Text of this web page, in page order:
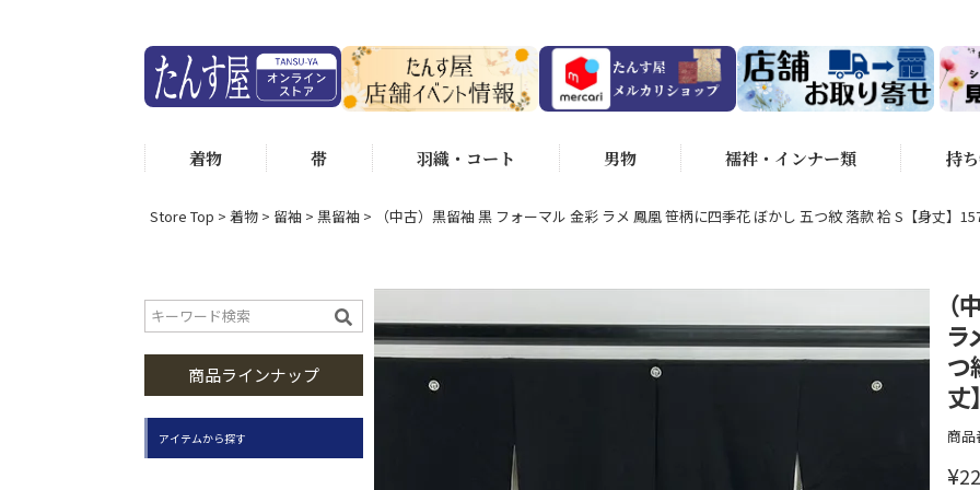
着物 帯 羽織・コート 男物 襦袢・インナー類 持
Store Top 着物 留袖 黒留袖 （中古）黒留袖 黒 フォーマル 金彩 ラメ 鳳凰 笹柄に四季花 ぼかし 五つ紋 落款 袷 S【身丈】
商品ラインナップ
アイテムから探す
（
ラ
つ
丈
商品
¥